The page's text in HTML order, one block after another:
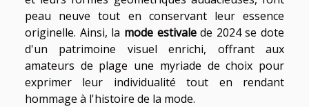
peau neuve tout en conservant leur essence
originelle. Ainsi, la mode estivalede 2024 se dote
d'un patrimoine visuel enrichi, offrant aux
amateurs de plage une myriade de choix pour
exprimer leur individualité tout en rendant
hommage à l'histoire de la mode.